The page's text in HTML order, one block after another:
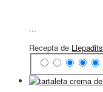
...
Recepta de Llepadits